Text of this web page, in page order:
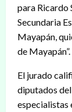
para Ricardo
Secundaria
Mayapán,
de Mayapán”.
El jurado
diputados
especialistas